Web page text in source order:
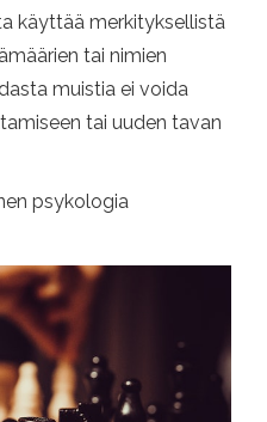
käyttää merkityksellistä
tai nimien
muistia ei voida
tai uuden tavan
psykologia